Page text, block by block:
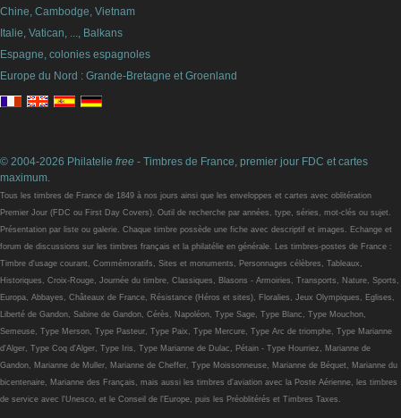
Chine, Cambodge, Vietnam
Italie, Vatican, ..., Balkans
Espagne, colonies espagnoles
Europe du Nord : Grande-Bretagne et Groenland
© 2004-2026 Philatelie free - Timbres de France, premier jour FDC et cartes
maximum.
Tous les timbres de France de 1849 à nos jours ainsi que les enveloppes et cartes avec oblitération
Premier Jour (FDC ou First Day Covers). Outil de recherche par années, type, séries, mot-clés ou sujet.
Présentation par liste ou galerie. Chaque timbre possède une fiche avec descriptif et images. Echange et
forum de discussions sur les timbres français et la philatélie en générale. Les timbres-postes de France :
Timbre d'usage courant, Commémoratifs, Sites et monuments, Personnages célèbres, Tableaux,
Historiques, Croix-Rouge, Journée du timbre, Classiques, Blasons - Armoiries, Transports, Nature, Sports,
Europa, Abbayes, Châteaux de France, Résistance (Héros et sites), Floralies, Jeux Olympiques, Eglises,
Liberté de Gandon, Sabine de Gandon, Cérès, Napoléon, Type Sage, Type Blanc, Type Mouchon,
Semeuse, Type Merson, Type Pasteur, Type Paix, Type Mercure, Type Arc de triomphe, Type Marianne
d'Alger, Type Coq d'Alger, Type Iris, Type Marianne de Dulac, Pétain - Type Hourriez, Marianne de
Gandon, Marianne de Muller, Marianne de Cheffer, Type Moissonneuse, Marianne de Béquet, Marianne du
bicentenaire, Marianne des Français, mais aussi les timbres d'aviation avec la Poste Aérienne, les timbres
de service avec l'Unesco, et le Conseil de l'Europe, puis les Préoblitérés et Timbres Taxes.